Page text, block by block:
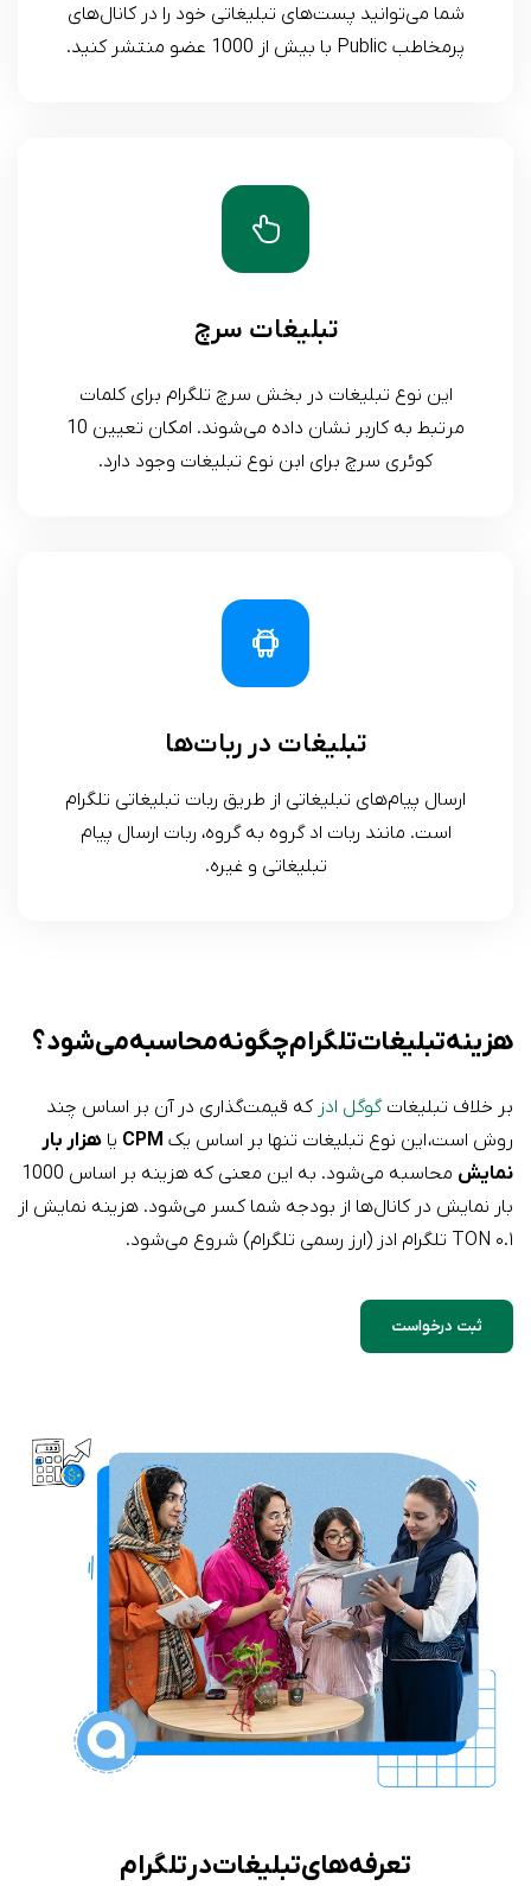
شما می‌توانید پست‌های تبلیغاتی خود را در کانال‌های
پرمخاطب Public با بیش از 1000 عضو منتشر کنید.
تبلیغات سرچ
این نوع تبلیغات در بخش سرچ تلگرام برای کلمات
مرتبط به کاربر نشان داده می‌شوند. امکان تعیین 10
کوئری سرچ برای ابن نوع تبلیغات وجود دارد.
تبلیغات در ربات‌ها
ارسال پیام‌های تبلیغاتی از طریق ربات‌ تبلیغاتی تلگرام
است. مانند ربات اد گروه به گروه، ربات ارسال پیام
تبلیغاتی و غیره.
هزینه تبلیغات تلگرام چگونه محاسبه می‌شود؟
بر خلاف تبلیغاتگوگل ادز که قیمت‌گذاری در آن بر اساس چند
روش است، این نوع تبلیغات تنها بر اساس یک CPM یا هزار بار
نمایش
محاسبه می‌شود. به این معنی که هزینه بر اساس 1000
بار نمایش در کانال‌ها از بودجه شما کسر می‌شود. هزینه نمایش از
۰.۱ TON تلگرام ادز (ارز رسمی تلگرام) شروع می‌شود.
ثبت درخواست
تعرفه‌های تبلیغات در تلگرام